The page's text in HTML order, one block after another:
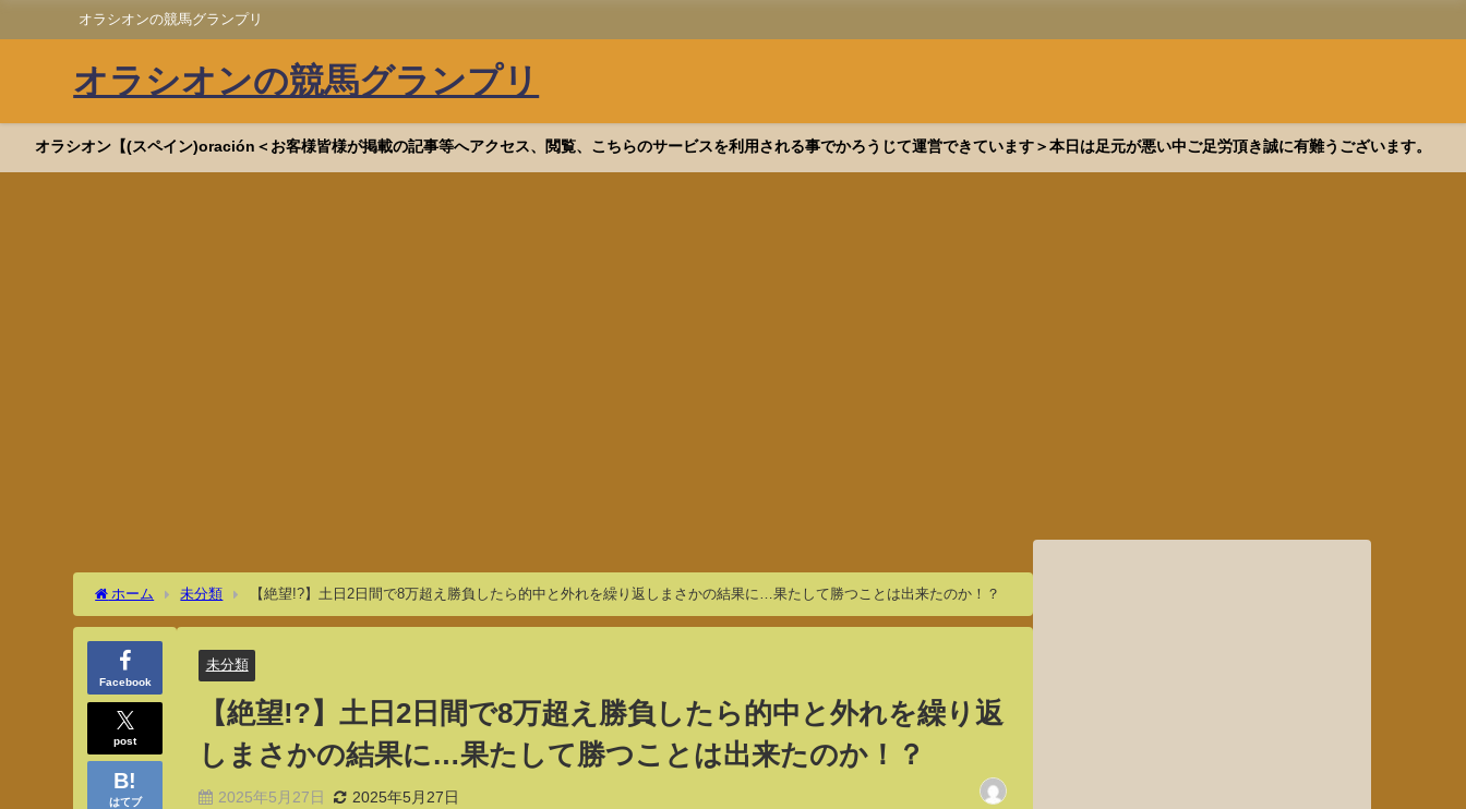
オラシオンの競馬グランプリ
オラシオンの競馬グランプリ
オラシオン【(スペイン)oración＜お客様皆様が掲載の記事等へアクセス、閲覧、こちらのサービスを利用される事でかろうじて運営できています＞本日は足元が悪い中ご足労頂き誠に有難うございます。
ホーム 未分類 【絶望!?】土日2日間で8万超え勝負したら的中と外れを繰り返しまさかの結果に…果たして勝つことは出来たのか！？
Facebook
post
はてブ
未分類
【絶望!?】土日2日間で8万超え勝負したら的中と外れを繰り返
しまさかの結果に…果たして勝つことは出来たのか！？
2025年5月27日 2025年5月27日